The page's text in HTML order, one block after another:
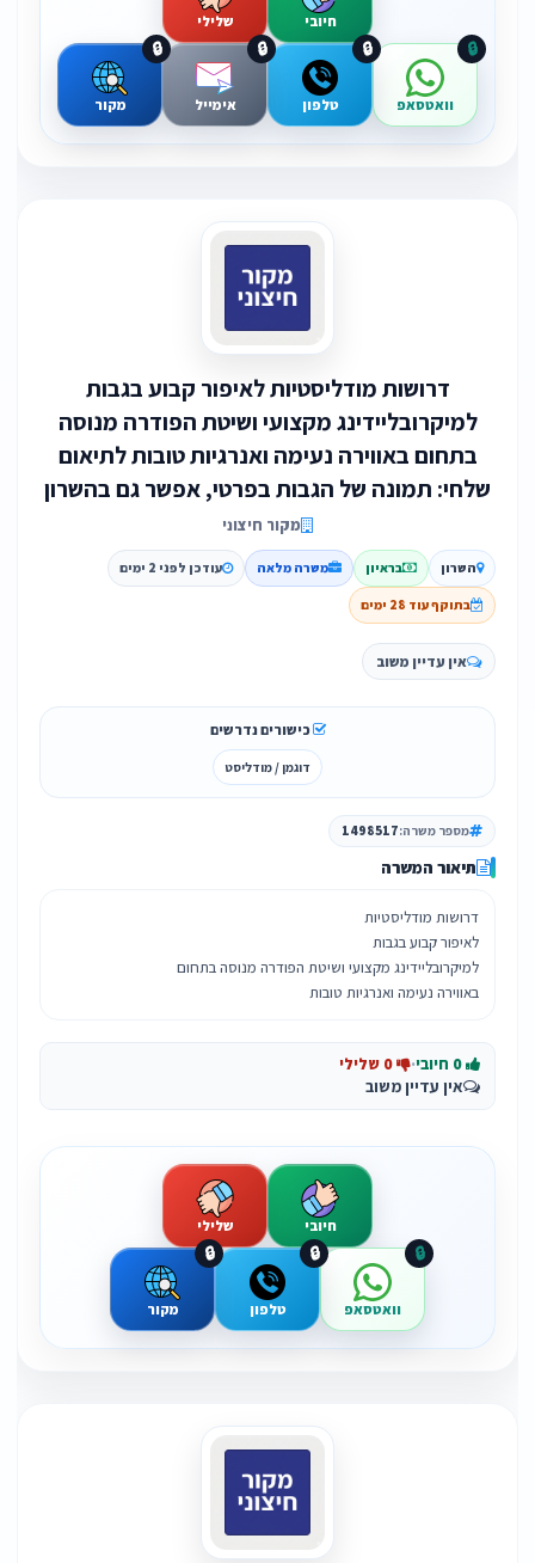
חיובי שלילי
וואטסאפ
🔒
טלפון
🔒
אימייל
🔒
מקור
🔒
דרושות מודליסטיות לאיפור קבוע בגבות
למיקרובליידינג מקצועי ושיטת הפודרה מנוסה
בתחום באווירה נעימה ואנרגיות טובות לתיאום
שלחי: תמונה של הגבות בפרטי, אפשר גם בהשרון
מקור חיצוני
השרון בראיון משרה מלאה עודכן לפני 2 ימים
בתוקף עוד 28 ימים
אין עדיין משוב
כישורים נדרשים
דוגמן / מודליסט
מספר משרה:1498517
תיאור המשרה
באווירה נעימה ואנרגיות טובות
·
אין עדיין משוב
חיובי שלילי
וואטסאפ
🔒
טלפון
🔒
מקור
🔒